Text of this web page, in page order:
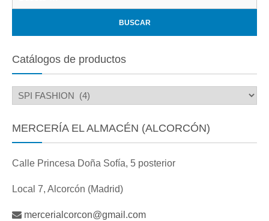
Catálogos de productos
MERCERÍA EL ALMACÉN (ALCORCÓN)
Calle Princesa Doña Sofía, 5 posterior
Local 7, Alcorcón (Madrid)
mercerialcorcon@gmail.com